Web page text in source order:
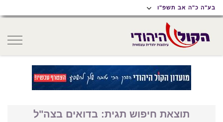
תפריט
נגישות
תפריט
ראשי
תוכן
ראשי
בע"ה כ"ה אב תשפ"ו
תוצאת חיפוש תגית: בדואים בצה"ל